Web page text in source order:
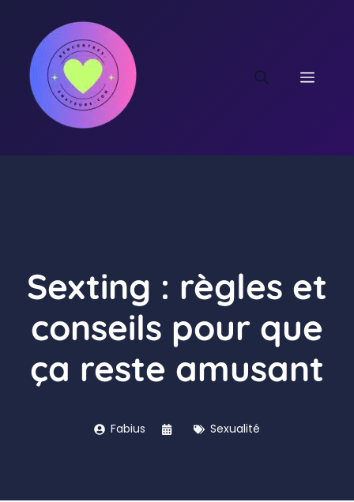
contenu
Sexting : règles et
conseils pour que
ça reste amusant
Fabius Sexualité